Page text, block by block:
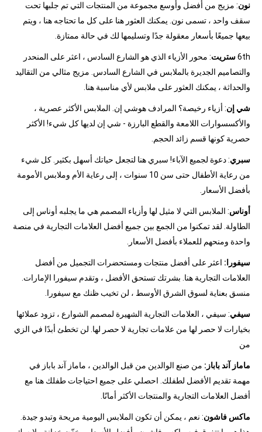
نون: مزيج من أفضل وأوسع مجموعة من المنتجات التي تم جلبها تحت
سقف واحد ، تسمى نون. يمكنك العثور هنا على كل ما تحتاجه هنا ، ويتم
بيعها جميعًا بأسعار معقولة جدًا وتسليمها لك في حالة ممتازة.
6thستريت: محور الأزياء الذي هو الشارع السادس ، اعثر على المنحدر
والتصاميم الجديرة بالملابس في الشارع السادس. مزيج مثالي من التقاليد
والحداثة ، يمكنك العثور على ملابس لأي مناسبة هنا.
شي إن: أزياء رخيصة؟ المرادف هوشي إن. الملابس الأكثر عصرية ،
والأكسسوارات اللامعة والقطع البارزة - شي إن لديها كل شيء! الأكثر
حصرية كونها قسم زائد الحجم.
سبري: دعوة لجميع الآباء! سبري هنا لتجعل حياتك أسهل بكثير. كل شيء
من رعاية الأطفال حتى سن 10 سنوات ، إلى رعاية الأم وملابس الأمومة
بأفضل الأسعار.
أوناس: الملابس التي لا مثيل لها وأزياء المصمم هي ما يجلبه أوناس إلى
الطاولة. لقد تمكنوا من الجمع بين جميع أفضل العلامات التجارية في منصة
واحدة ومنحهم للعملاء بأفضل الأسعار.
سيفورا: اعثر على أفضل منتجات ومستحضرات التجميل من أفضل
العلامات التجارية هنا. بشرتك تستحق الأفضل ، وتقدم سيفورا الإمارات.
منسق بعناية لسوق الشرق الأوسط ، لن تخيب ظنك مع سيفورا.
سيفي: سيفي ، العلامات التجارية الشهيرة لمصمم الشوارع ، تزود عملائها
بخيارات لا حصر لها من علامات تجارية لا حصر لها. لن تخطئ أبدًا في الزي
من
ماماز آند باباز: من صنع الوالدين من قبل الوالدين ، ماماز آند باباز في
مهمة تقديم الأفضل لطفلك. احصلي على جميع احتياجات طفلك هنا مع
أفضل العلامات التجارية والمنتجات الأكثر أمانًا.
ماكس فاشون: نعم ، يمكن أن تكون الملابس اليومية مريحة وتبدو جيدة.